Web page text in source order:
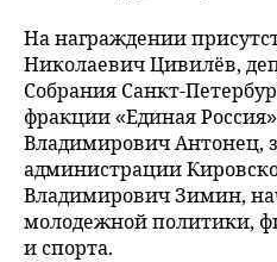
На награждении
Николаевич Цивилёв,
Собрания Санкт-
фракции «Единая
Владимирович Антонец,
администрации
Владимирович Зимин,
молодежной политики,
и спорта.